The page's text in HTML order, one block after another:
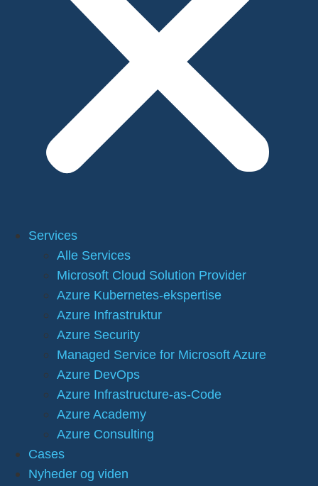
Services
Alle Services
Microsoft Cloud Solution Provider
Azure Kubernetes-ekspertise
Azure Infrastruktur
Azure Security
Managed Service for Microsoft Azure
Azure DevOps
Azure Infrastructure-as-Code
Azure Academy
Azure Consulting
Cases
Nyheder og viden